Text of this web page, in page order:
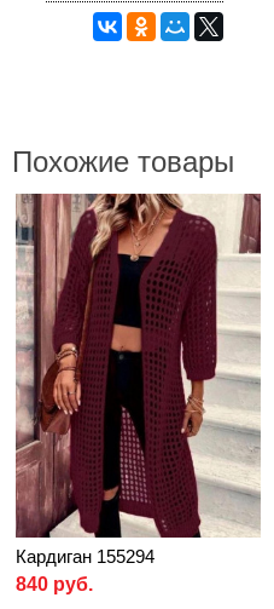
Похожие товары
Кардиган 155294
840 руб.